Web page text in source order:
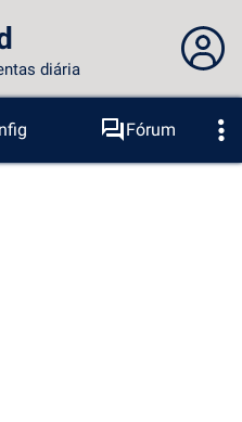
diária
Você não está logado...
Acesso ao site
Fórum
Ferramentas